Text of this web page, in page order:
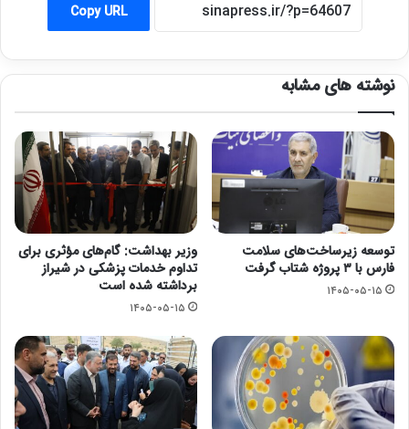
Copy URL
نوشته های مشابه
توسعه زیرساخت‌های سلامت
فارس با ۳ پروژه شتاب گرفت
۱۴۰۵-۰۵-۱۵
وزیر بهداشت: گام‌های مؤثری برای
تداوم خدمات پزشکی در شیراز
برداشته شده است
۱۴۰۵-۰۵-۱۵